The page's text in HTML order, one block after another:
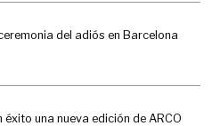
del adiós en Barcelona
una nueva edición de ARCO